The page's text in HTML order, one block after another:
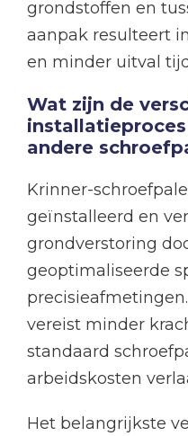
grondstoffen en
aanpak resulteert
en minder uitval
Wat zijn de
andere
Krinner-
geïnstalleerd en
grondverstoring
geoptimaliseerde
vereist minder
standaard
arbeidskosten
Het belangrijkste